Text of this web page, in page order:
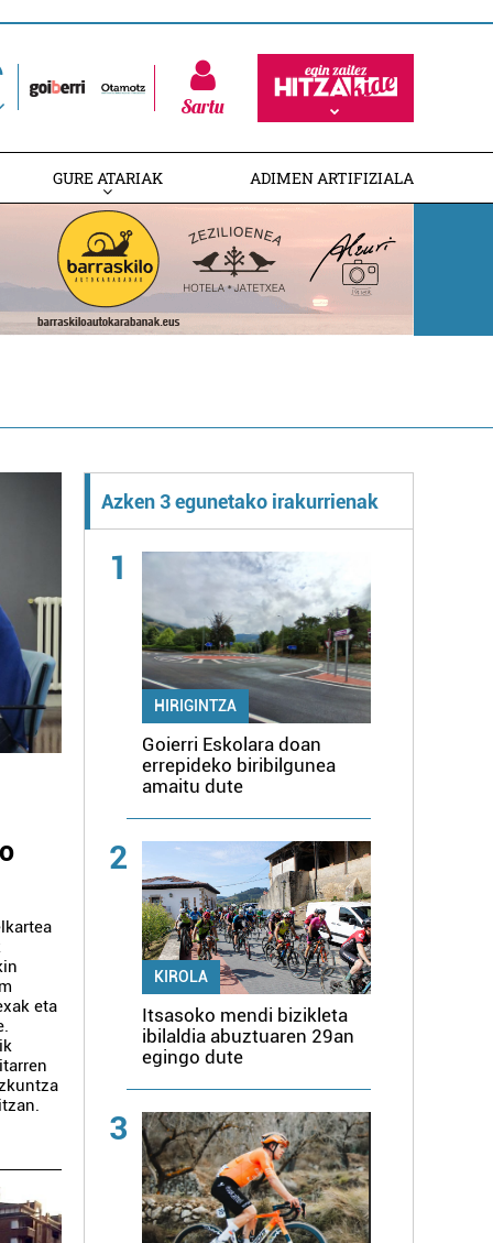
Sartu
GURE ATARIAK ADIMEN ARTIFIZIALA
eta
Azken 3 egunetako irakurrienak
1
HIRIGINTZA
Goierri Eskolara doan
errepideko biribilgunea
amaitu dute
2
KIROLA
Itsasoko mendi bizikleta
ibilaldia abuztuaren 29an
egingo dute
3